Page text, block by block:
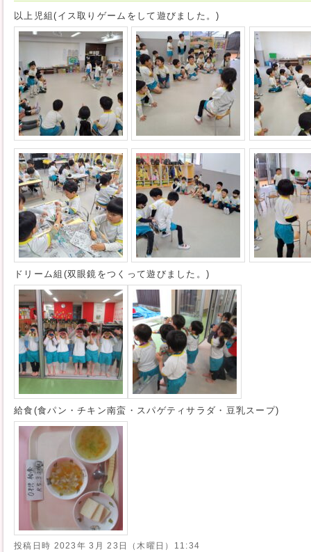
以上児組(イス取りゲームをして遊びました。)
ドリーム組(双眼鏡をつくって遊びました。)
給食(食パン・チキン南蛮・スパゲティサラダ・豆乳スープ)
投稿日時 2023年 3月 23日（木曜日）11:34